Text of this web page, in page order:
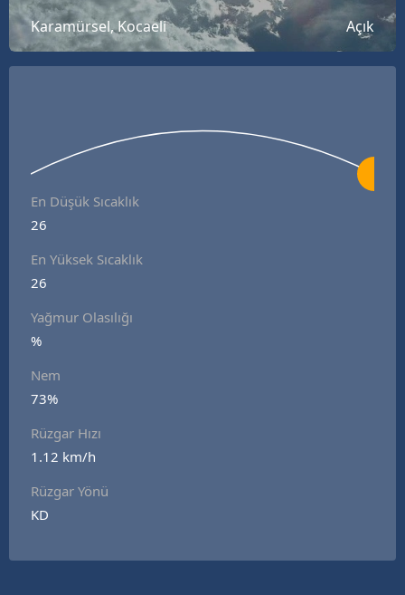
Bingöl
Burdur
Eskişehir
Karamürsel, Kocaeli Açık
En Düşük Sıcaklık
26
En Yüksek Sıcaklık
26
Yağmur Olasılığı
%
Nem
73%
Rüzgar Hızı
1.12 km/h
Rüzgar Yönü
KD